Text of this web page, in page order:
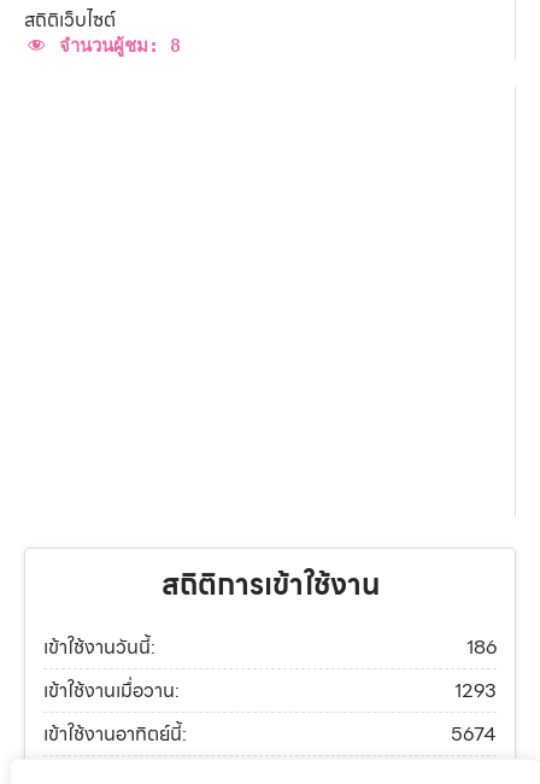
สถิติเว็บไซต์
จำนวนผู้ชม: 8
สถิติการเข้าใช้งาน
เข้าใช้งานวันนี้:
186
เข้าใช้งานเมื่อวาน:
1293
เข้าใช้งานอาทิตย์นี้:
5674